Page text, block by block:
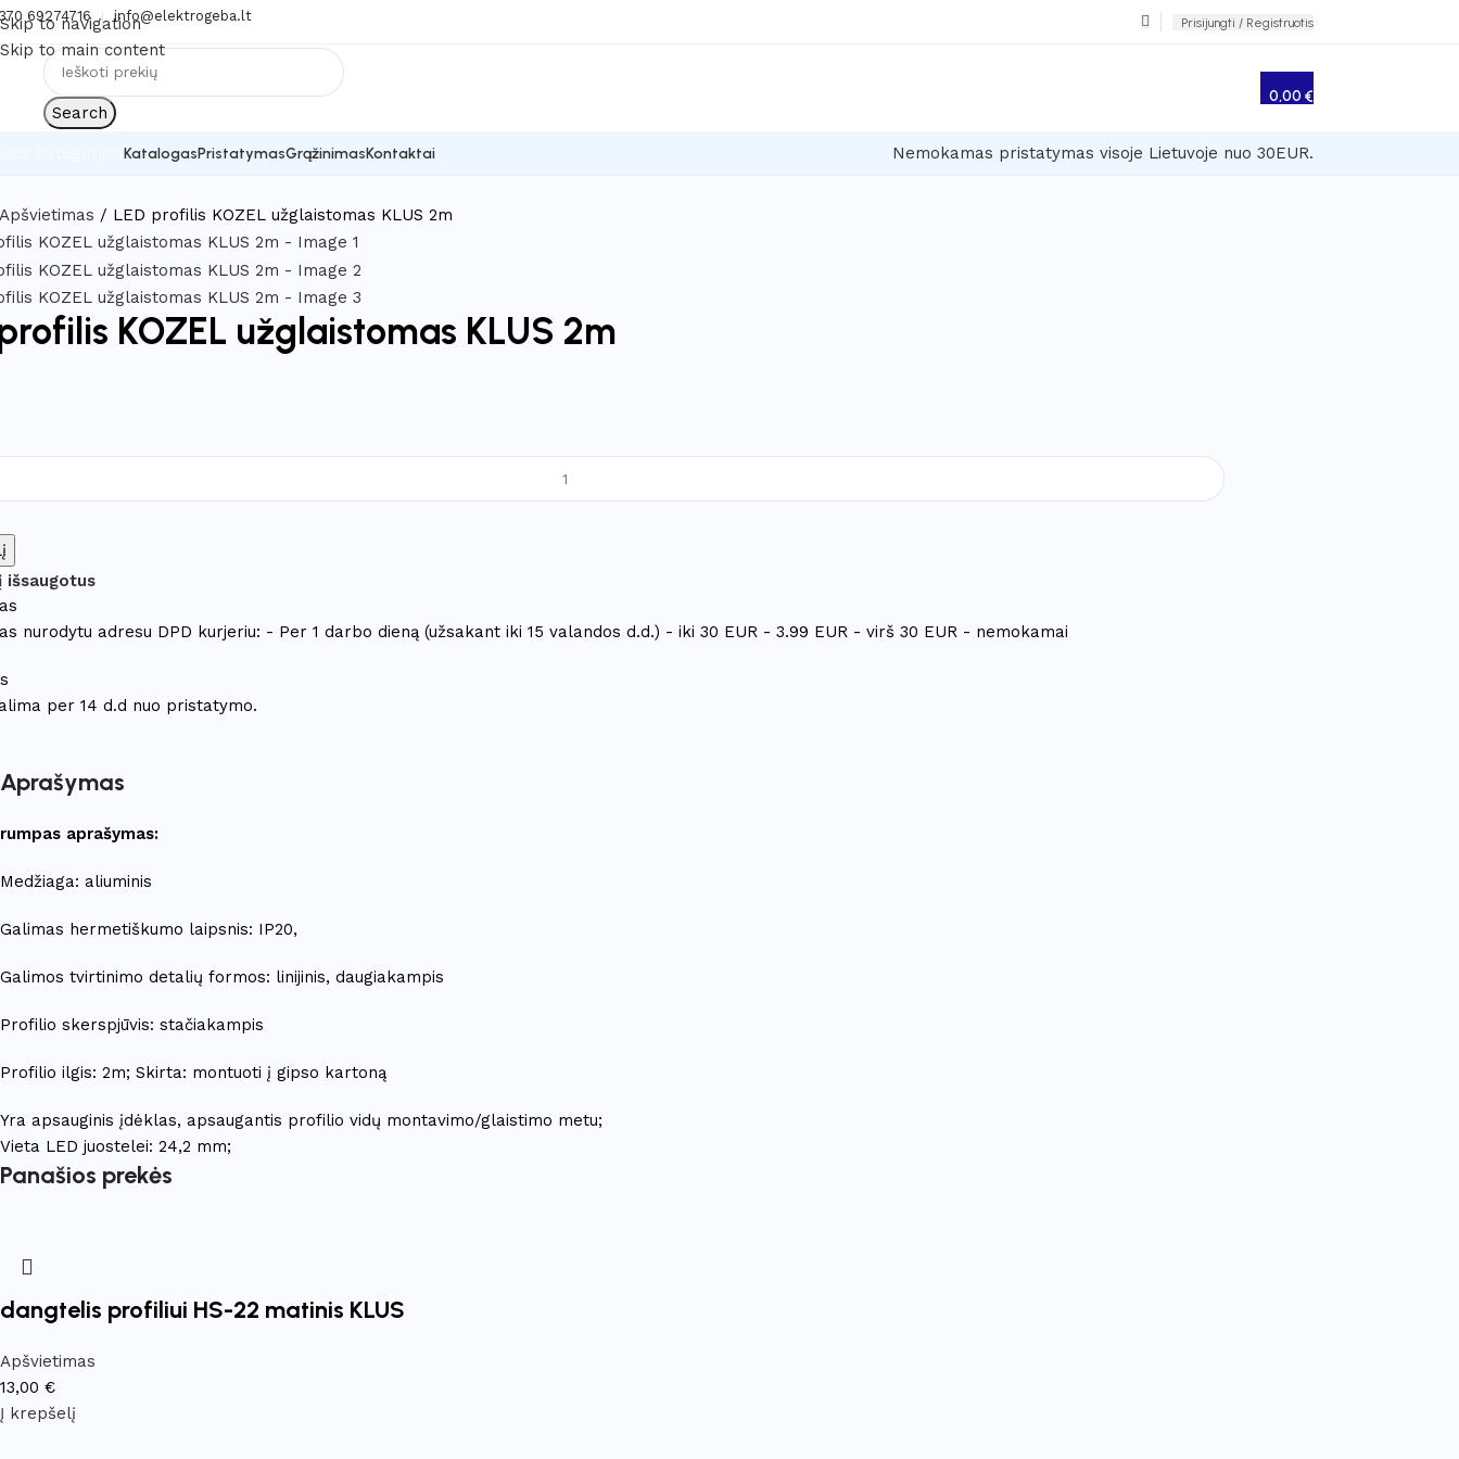
Skip to navigation
Skip to main content
69274716 info@elektrogeba.lt Prisijungti / Registruotis
Search
0,00 €
KatalogasPristatymasGrąžinimasKontaktai Nemokamas pristatymas visoje Lietuvoje nuo 30EUR.
Apšvietimas LED profilis KOZEL užglaistomas KLUS 2m
KOZEL užglaistomas KLUS 2m
išsaugotus
nurodytu adresu DPD kurjeriu: - Per 1 darbo dieną (užsakant iki 15 valandos d.d.) - iki 30 EUR - 3.99 EUR - virš 30 EUR - nemokamai
per 14 d.d nuo pristatymo.
Aprašymas
rumpas aprašymas:
Medžiaga: aliuminis
Galimas hermetiškumo laipsnis: IP20,
Galimos tvirtinimo detalių formos: linijinis, daugiakampis
Profilio skerspjūvis: stačiakampis
Profilio ilgis: 2m; Skirta: montuoti į gipso kartoną
Yra apsauginis įdėklas, apsaugantis profilio vidų montavimo/glaistimo metu;
Vieta LED juostelei: 24,2 mm;
Panašios prekės
dangtelis profiliui HS-22 matinis KLUS
Apšvietimas
13,00 €
Į krepšelį